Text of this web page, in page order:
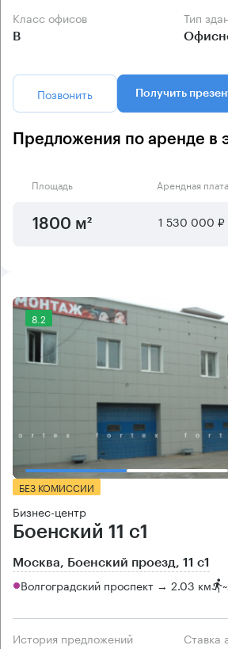
Класс офисов
B
Тип
Позвонить Получить
Предложения по аренде в
Площадь Арендная плата
1800 м² 1 530 000 ₽
8.2
БЕЗ КОМИССИИ
Бизнес-центр
Боенский 11 с1
Москва, Боенский проезд, 11 с1
Волгоградский проспект → 2.03 км ~
История предложений